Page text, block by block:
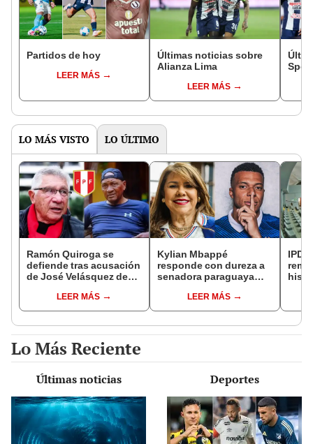
Partidos de hoy
LEER MÁS
Últimas noticias sobre
Alianza Lima
LEER MÁS
LO MÁS VISTO LO ÚLTIMO
Ramón Quiroga se
defiende tras acusación
de José Velásquez de
1978: "Vomita cosas
malas"
LEER MÁS
Kylian Mbappé
responde con dureza a
senadora paraguaya
"Usted es una mujer
despreciable"
LEER MÁS
IPD
Lo Más Reciente
Últimas noticias Deportes